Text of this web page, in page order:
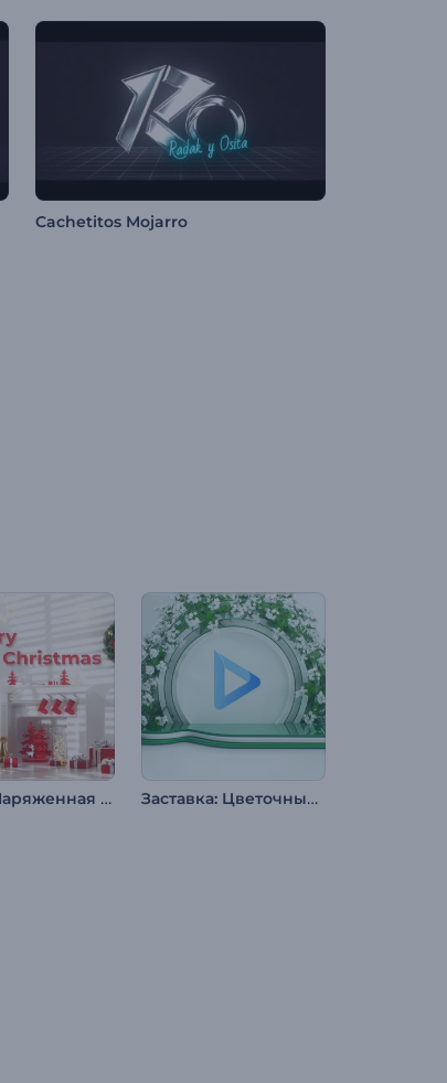
Cachetitos Mojarro
Интро: Наряженная елка Заставка: Цветочный дизайн